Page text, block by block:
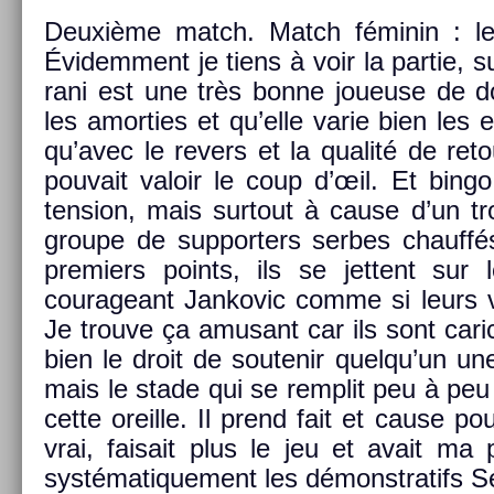
Deuxième match. Match féminin :
Évidem­ment je tiens à voir la par­tie,
rani est une très bonne joueuse de
les amort­ies et qu’elle varie bien les
qu’avec le re­v­ers et la qualité de
pouvait valoir le coup d’œil. Et
tens­ion, mais sur­tout à cause d’un
groupe de sup­port­ers ser­bes
pre­mi­ers points, ils se jet­tent sur
courageant Jan­kovic comme si leurs
Je trouve ça amusant car ils sont
bien le droit de soutenir quel­qu’un
mais le stade qui se re­mplit peu à
cette oreil­le. Il prend fait et cause
vrai, faisait plus le jeu et avait ma
systématique­ment les démonstratifs